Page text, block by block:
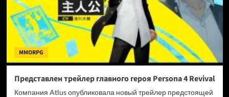
под
лозунгом
возвращения
к
истокам
MMORPG
Представлен трейлер главного героя Persona 4 Revival
Компания Atlus опубликовала новый трейлер предстоящей